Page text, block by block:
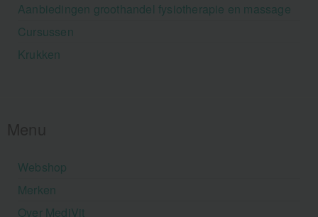
Aanbiedingen groothandel fysiotherapie en massage
Cursussen
Krukken
Webshop
Merken
Over MediVit